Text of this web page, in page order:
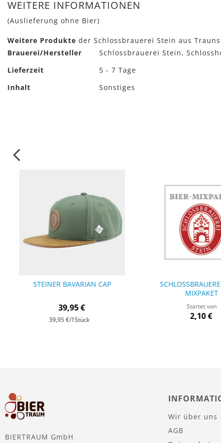
der
Bildergalerie
WEITERE INFORMATIONEN
(Auslieferung ohne Bier)
Weitere Produkte der Schlossbrauerei Stein aus
Mehr
Brauerei/Hersteller
Schlossbrauerei Stein,
Lieferzeit
5 - 7 Tage
Inhalt
Sonstiges
STEINER BAVARIAN CAP
39,95 €
39,95 €/1Stück
MIXPAKET
Startet von
2,10 €
BIERTRAUM GmbH
Wir über uns
AGB